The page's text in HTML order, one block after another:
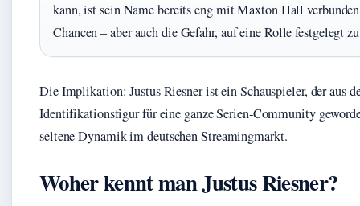
kann, ist sein Name bereits eng mit Maxton Hall
Chancen – aber auch die Gefahr, auf eine Rolle festgelegt
Die Implikation: Justus Riesner ist ein Schauspieler, der aus
Identifikationsfigur für eine ganze Serien‑Community
seltene Dynamik im deutschen Streamingmarkt.
Woher kennt man Justus Riesner?